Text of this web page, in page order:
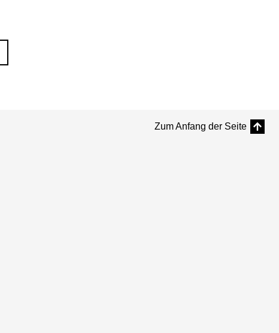
Zum Anfang der Seite